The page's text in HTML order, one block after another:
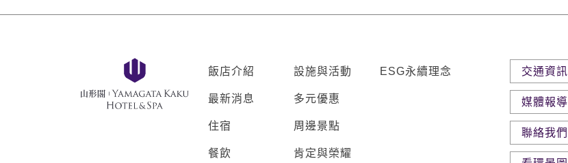
飯店介紹
最新消息
住宿
餐飲
設施與活動
多元優惠
周邊景點
肯定與榮耀
ESG永續理念 交通資訊
媒體報導
聯絡我們